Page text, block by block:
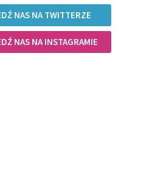
NAS NA TWITTERZE
NAS NA INSTAGRAMIE